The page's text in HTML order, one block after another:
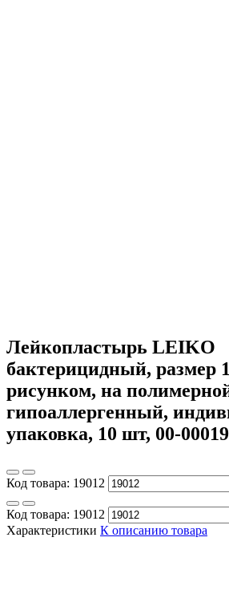
Лейкопластырь LEIKO
бактерицидный, размер
рисунком, на
гипоаллергенный,
упаковка, 10 шт, 00-
Код товара: 19012
Код товара: 19012
Характеристики К описанию товара